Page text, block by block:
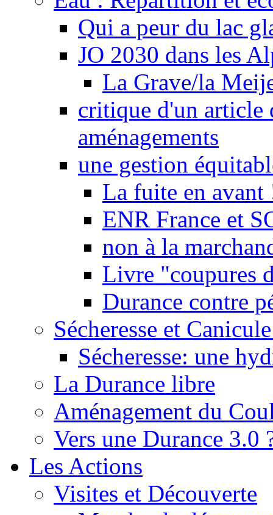
Qui a peur du lac
JO 2030 dans les
La Grave/la
critique d'un article
aménagements
une gestion
La fuite en avant
ENR France et
non à la
Livre "coupures
Durance contre
Sécheresse et
Sécheresse: une
La Durance libre
Aménagement du
Vers une Durance 3.0
Les Actions
Visites et Découverte